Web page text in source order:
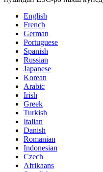
English
French
German
Portuguese
Spanish
Russian
Japanese
Korean
Arabic
Irish
Greek
Turkish
Italian
Danish
Romanian
Indonesian
Czech
Afrikaans